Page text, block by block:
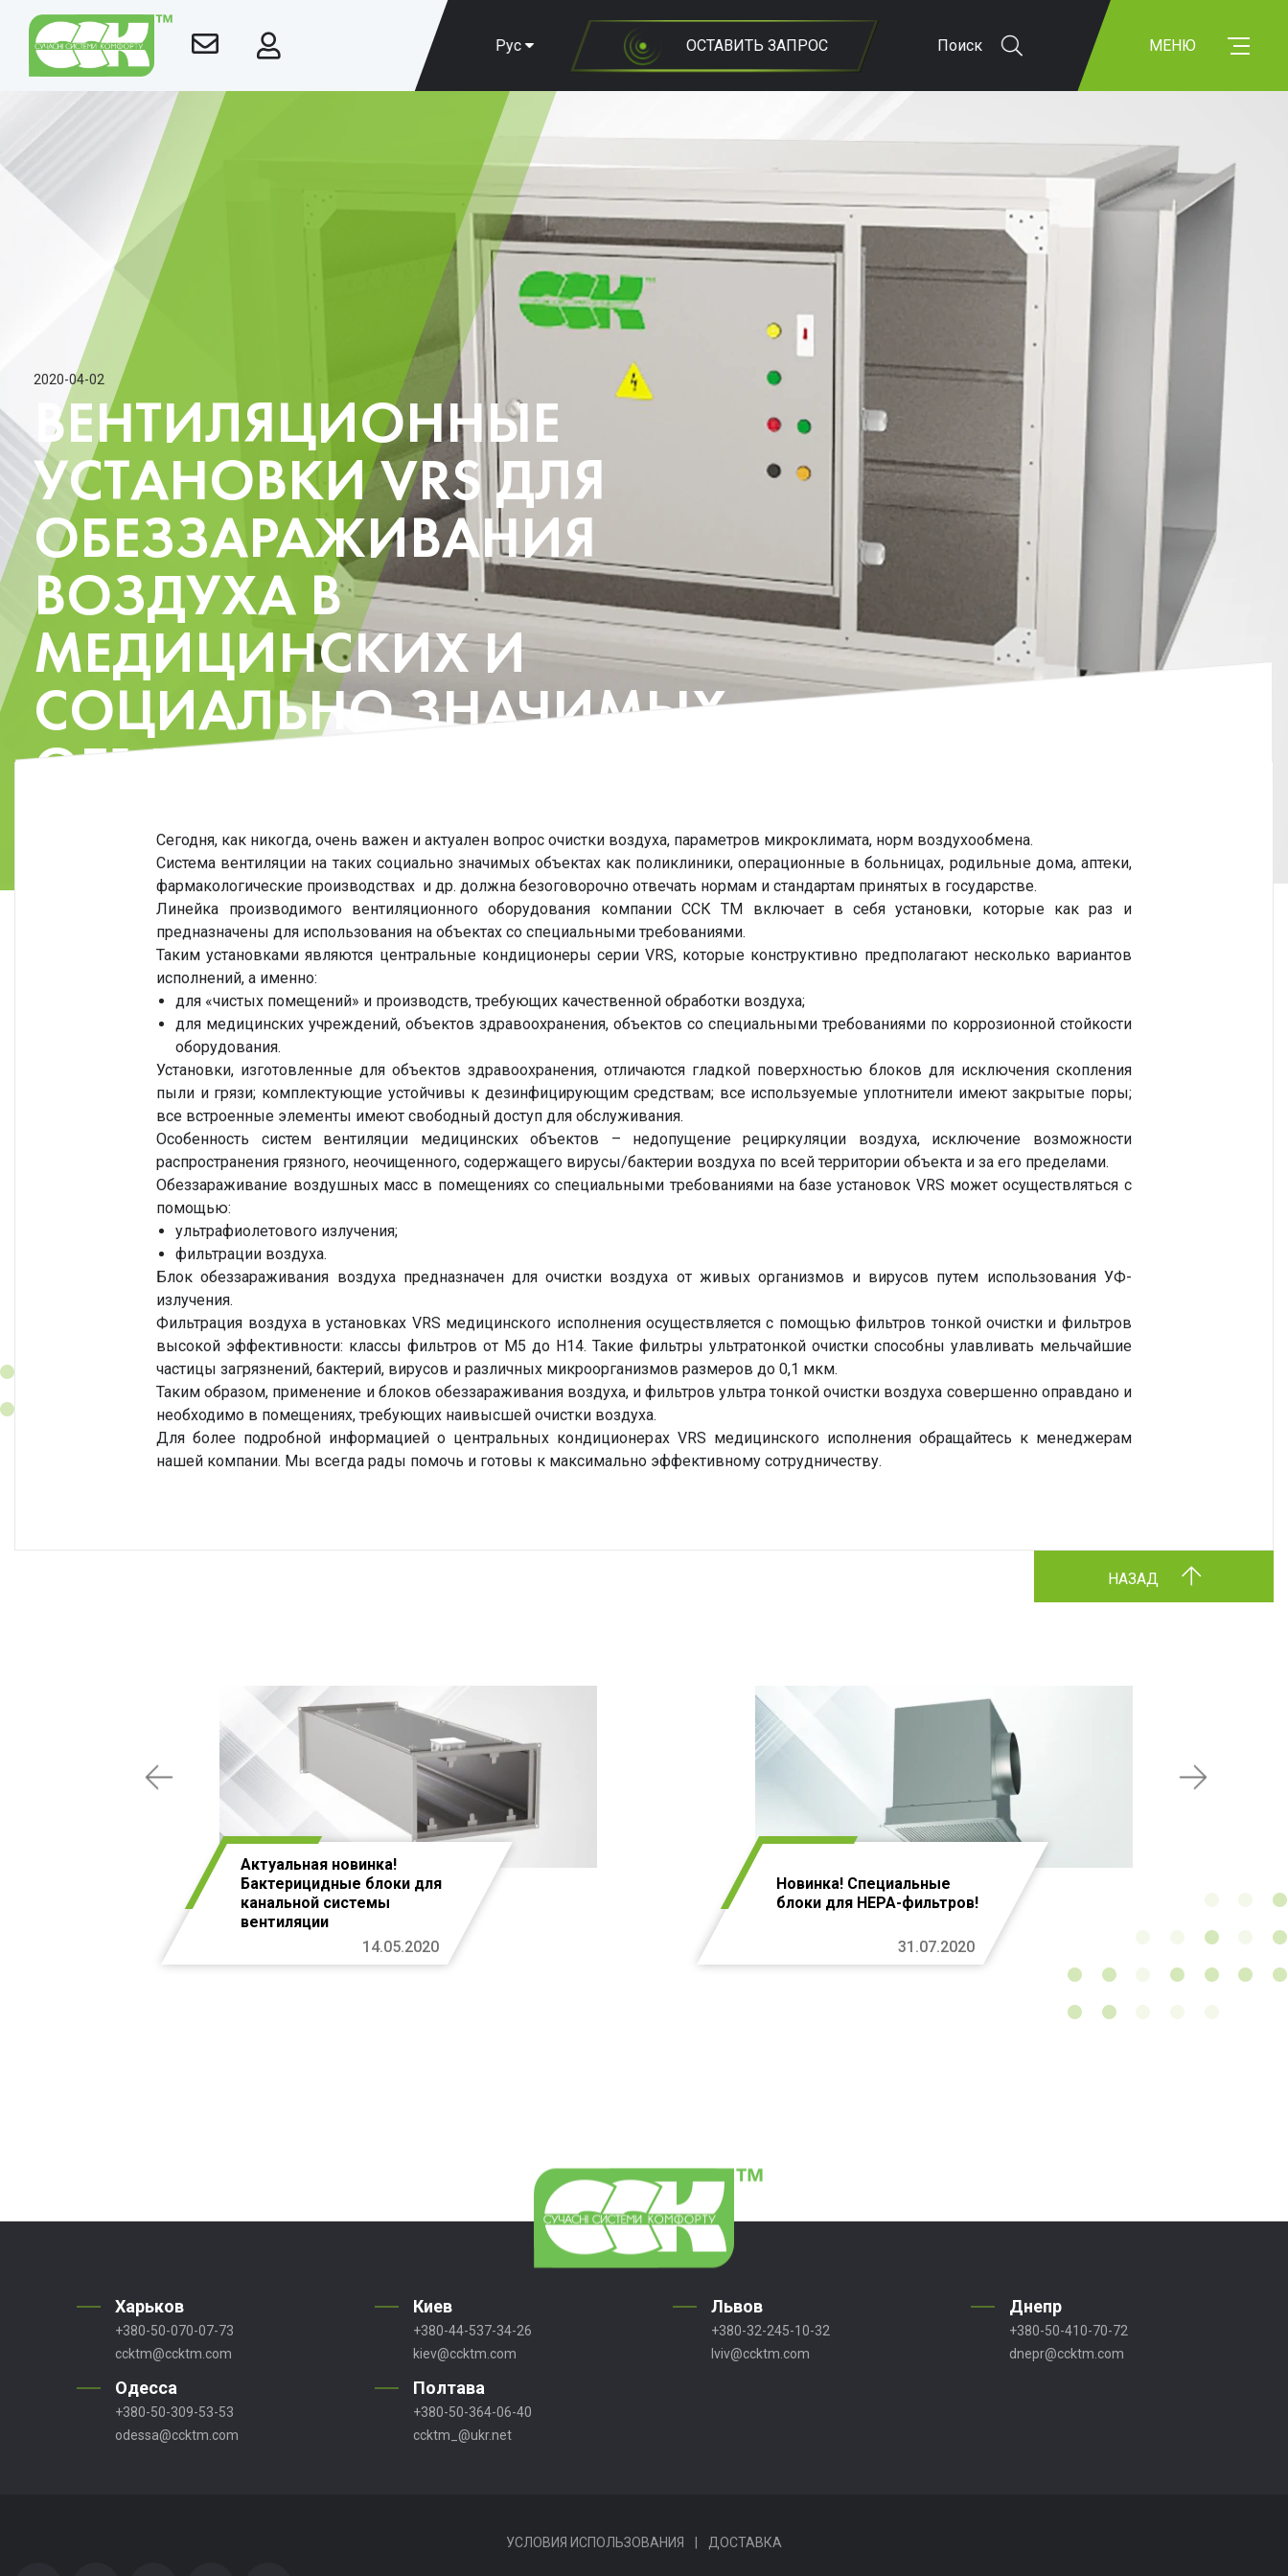
Рус ОСТАВИТЬ ЗАПРОС Поиск МЕНЮ
2020-04-02
ВЕНТИЛЯЦИОННЫЕ
УСТАНОВКИ VRS ДЛЯ
ОБЕЗЗАРАЖИВАНИЯ
ВОЗДУХА В
МЕДИЦИНСКИХ И
СОЦИАЛЬНО ЗНАЧИМЫХ
ОБЪЕКТАХ
Сегодня, как никогда, очень важен и актуален вопрос очистки воздуха, параметров микроклимата, норм воздухообмена.
Система вентиляции на таких социально значимых объектах как поликлиники, операционные в больницах, родильные дома, аптеки,
фармакологические производствах и др. должна безоговорочно отвечать нормам и стандартам принятых в государстве.
Линейка производимого вентиляционного оборудования компании ССК ТМ включает в себя установки, которые как раз и
предназначены для использования на объектах со специальными требованиями.
Таким установками являются центральные кондиционеры серии VRS, которые конструктивно предполагают несколько вариантов
исполнений, а именно:
для «чистых помещений» и производств, требующих качественной обработки воздуха;
для медицинских учреждений, объектов здравоохранения, объектов со специальными требованиями по коррозионной стойкости
оборудования.
Установки, изготовленные для объектов здравоохранения, отличаются гладкой поверхностью блоков для исключения скопления
пыли и грязи; комплектующие устойчивы к дезинфицирующим средствам; все используемые уплотнители имеют закрытые поры;
все встроенные элементы имеют свободный доступ для обслуживания.
Особенность систем вентиляции медицинских объектов – недопущение рециркуляции воздуха, исключение возможности
распространения грязного, неочищенного, содержащего вирусы/бактерии воздуха по всей территории объекта и за его пределами.
Обеззараживание воздушных масс в помещениях со специальными требованиями на базе установок VRS может осуществляться с
помощью:
ультрафиолетового излучения;
фильтрации воздуха.
Блок обеззараживания воздуха предназначен для очистки воздуха от живых организмов и вирусов путем использования УФ-
излучения.
Фильтрация воздуха в установках VRS медицинского исполнения осуществляется с помощью фильтров тонкой очистки и фильтров
высокой эффективности: классы фильтров от M5 до H14. Такие фильтры ультратонкой очистки способны улавливать мельчайшие
частицы загрязнений, бактерий, вирусов и различных микроорганизмов размеров до 0,1 мкм.
Таким образом, применение и блоков обеззараживания воздуха, и фильтров ультра тонкой очистки воздуха совершенно оправдано и
необходимо в помещениях, требующих наивысшей очистки воздуха.
Для более подробной информацией о центральных кондиционерах VRS медицинского исполнения обращайтесь к менеджерам
нашей компании. Мы всегда рады помочь и готовы к максимально эффективному сотрудничеству.
НАЗАД
Актуальная новинка!
Бактерицидные блоки для
канальной системы
вентиляции
14.05.2020
Новинка! Специальные
блоки для HEPA-фильтров!
31.07.2020
Харьков
+380-50-070-07-73
ccktm@ccktm.com
Киев
+380-44-537-34-26
kiev@ccktm.com
Львов
+380-32-245-10-32
lviv@ccktm.com
Днепр
+380-50-410-70-72
dnepr@ccktm.com
Одесса
+380-50-309-53-53
odessa@ccktm.com
Полтава
+380-50-364-06-40
ccktm_@ukr.net
УСЛОВИЯ ИСПОЛЬЗОВАНИЯ ДОСТАВКА